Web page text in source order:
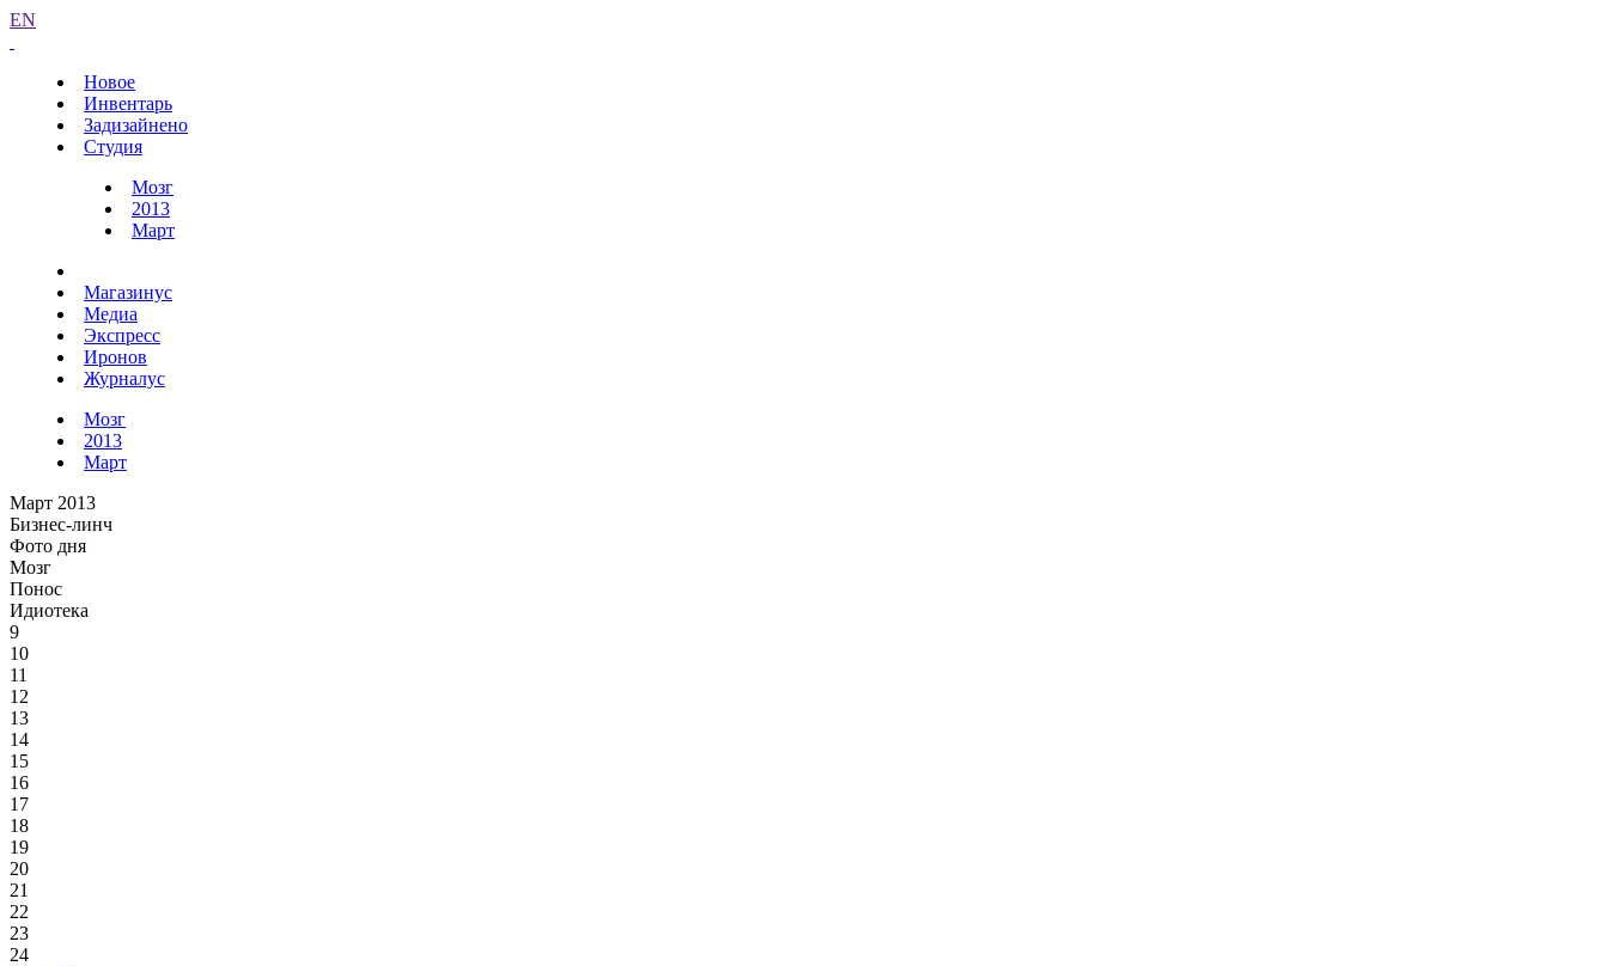
EN
Новое
Инвентарь
Задизайнено
Студия
Мозг
2013
Март
Магазинус
Медиа
Экспресс
Иронов
Журналус
Мозг
2013
Март
Март 2013
Бизнес-линч
Фото дня
Мозг
Понос
Идиотека
9
10
11
12
13
14
15
16
17
18
19
20
21
22
23
24